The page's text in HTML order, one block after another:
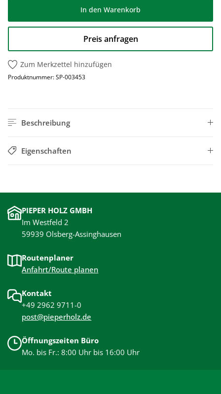
In den Warenkorb
Preis anfragen
Zum Merkzettel hinzufügen
Produktnummer:SP-003453
Beschreibung
Eigenschaften
PIEPER HOLZ GMBH
Im Westfeld 2
59939 Olsberg-Assinghausen
Routenplaner
Anfahrt/Route planen
Kontakt
+49 2962 9711-0
post@pieperholz.de
Öffnungszeiten Büro
Mo. bis Fr.: 8:00 Uhr bis 16:00 Uhr